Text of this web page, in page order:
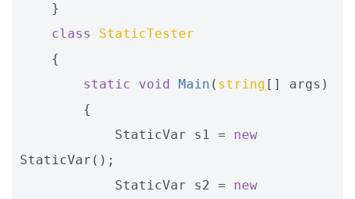
}
class
StaticTester
{
static
void Main ( string [] args )
{
StaticVar
s1 =
new
StaticVar ();
StaticVar
s2 = new